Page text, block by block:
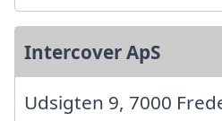
Intercover ApS
Udsigten 9, 7000